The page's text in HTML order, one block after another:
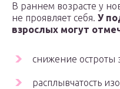
В раннем возрасте у
не проявляет себя. У
взрослых могут
снижение остроты
расплывчатость